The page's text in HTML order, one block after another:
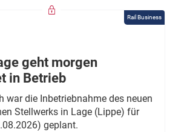
Rail Business
geht morgen
in Betrieb
war die Inbetriebnahme des neuen
Stellwerks in Lage (Lippe) für
geplant.